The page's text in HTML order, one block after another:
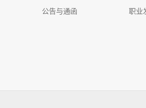
公告与通函
职业